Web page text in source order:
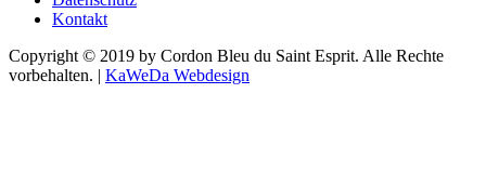
Kontakt
Copyright © 2019 by Cordon Bleu du Saint Esprit. Alle Rechte
vorbehalten. | KaWeDa Webdesign